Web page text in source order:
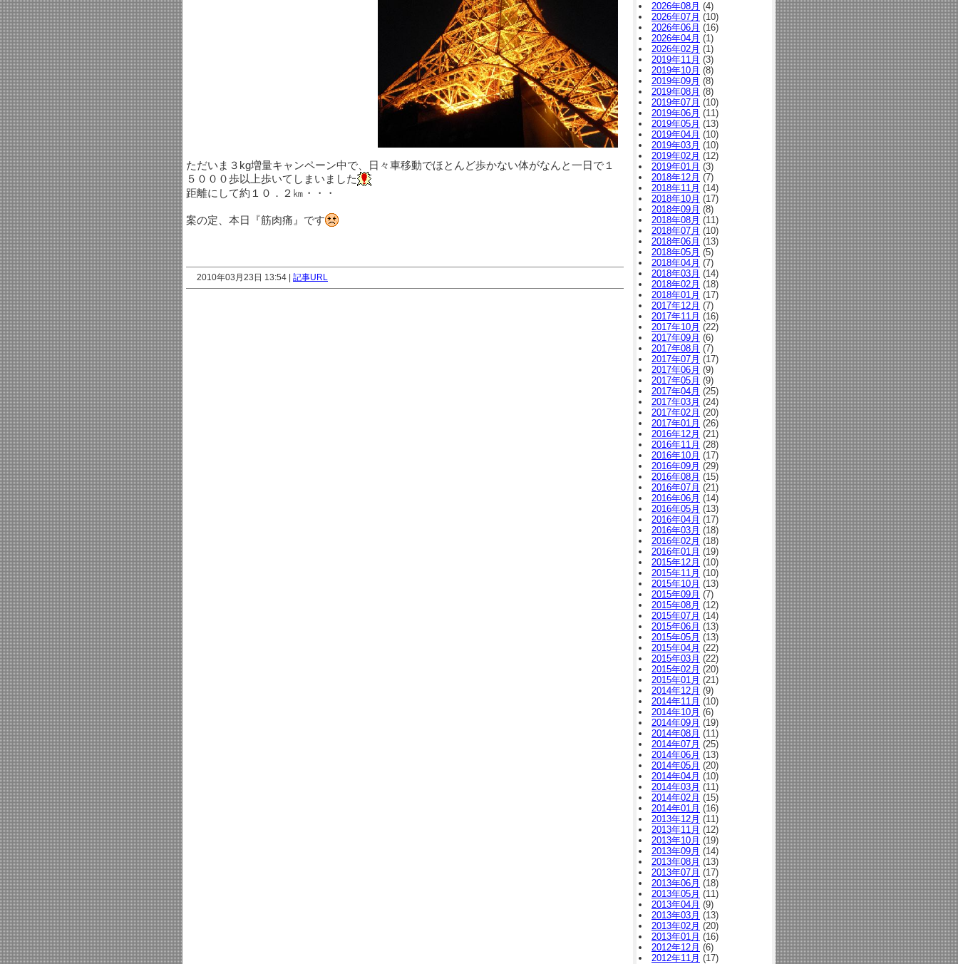
ただいま３kg増量キャンペーン中で、日々車移動でほとんど歩かない体がなんと一日で１
５０００歩以上歩いてしまいました
距離にして約１０．２㎞・・・
案の定、本日『筋肉痛』です
2010年03月23日 13:54 | 記事URL
2026年08月 (4)
2026年07月 (10)
2026年06月 (16)
2026年04月 (1)
2026年02月 (1)
2019年11月 (3)
2019年10月 (8)
2019年09月 (8)
2019年08月 (8)
2019年07月 (10)
2019年06月 (11)
2019年05月 (13)
2019年04月 (10)
2019年03月 (10)
2019年02月 (12)
2019年01月 (3)
2018年12月 (7)
2018年11月 (14)
2018年10月 (17)
2018年09月 (8)
2018年08月 (11)
2018年07月 (10)
2018年06月 (13)
2018年05月 (5)
2018年04月 (7)
2018年03月 (14)
2018年02月 (18)
2018年01月 (17)
2017年12月 (7)
2017年11月 (16)
2017年10月 (22)
2017年09月 (6)
2017年08月 (7)
2017年07月 (17)
2017年06月 (9)
2017年05月 (9)
2017年04月 (25)
2017年03月 (24)
2017年02月 (20)
2017年01月 (26)
2016年12月 (21)
2016年11月 (28)
2016年10月 (17)
2016年09月 (29)
2016年08月 (15)
2016年07月 (21)
2016年06月 (14)
2016年05月 (13)
2016年04月 (17)
2016年03月 (18)
2016年02月 (18)
2016年01月 (19)
2015年12月 (10)
2015年11月 (10)
2015年10月 (13)
2015年09月 (7)
2015年08月 (12)
2015年07月 (14)
2015年06月 (13)
2015年05月 (13)
2015年04月 (22)
2015年03月 (22)
2015年02月 (20)
2015年01月 (21)
2014年12月 (9)
2014年11月 (10)
2014年10月 (6)
2014年09月 (19)
2014年08月 (11)
2014年07月 (25)
2014年06月 (13)
2014年05月 (20)
2014年04月 (10)
2014年03月 (11)
2014年02月 (15)
2014年01月 (16)
2013年12月 (11)
2013年11月 (12)
2013年10月 (19)
2013年09月 (14)
2013年08月 (13)
2013年07月 (17)
2013年06月 (18)
2013年05月 (11)
2013年04月 (9)
2013年03月 (13)
2013年02月 (20)
2013年01月 (16)
2012年12月 (6)
2012年11月 (17)